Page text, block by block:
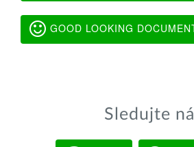
GOOD LOOKING
Sledujte